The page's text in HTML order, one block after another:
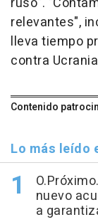
relevantes",
lleva tiempo
contra
Contenido
Lo más leído
nuevo
a